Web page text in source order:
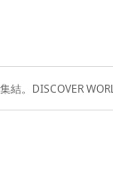
。DISCOVER